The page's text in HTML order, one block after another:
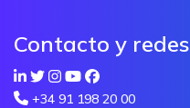
Contacto y redes
+34 91 198 20 00